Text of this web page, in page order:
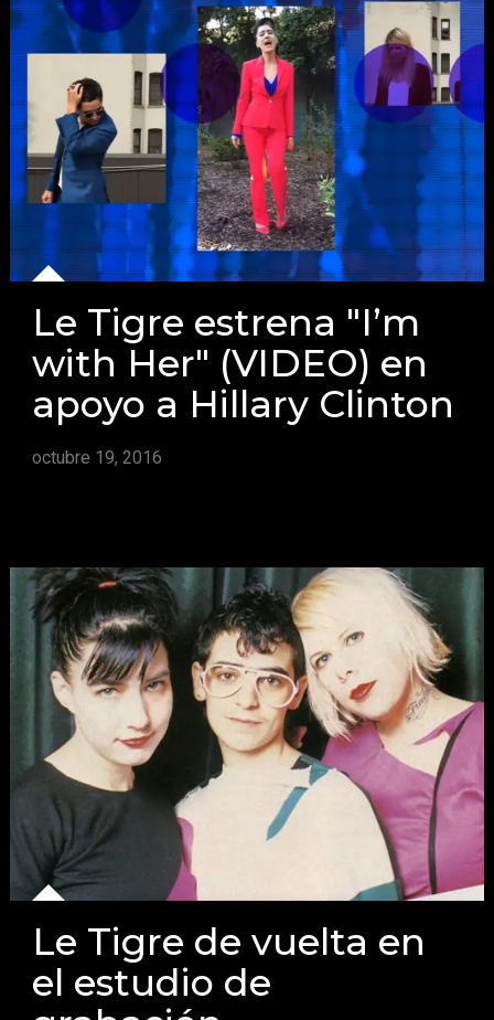
Le Tigre estrena "I’m
with Her" (VIDEO) en
apoyo a Hillary Clinton
octubre 19, 2016
Le Tigre de vuelta en
el estudio de